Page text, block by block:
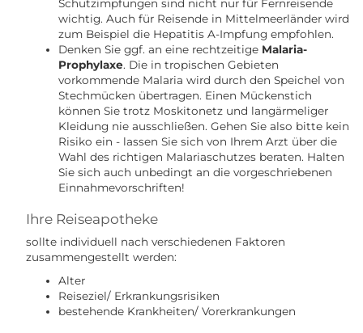
Schutzimpfungen sind nicht nur für Fernreisende
wichtig. Auch für Reisende in Mittelmeerländer wird
zum Beispiel die Hepatitis A-Impfung empfohlen.
Denken Sie ggf. an eine rechtzeitige Malaria-
Prophylaxe. Die in tropischen Gebieten
vorkommende Malaria wird durch den Speichel von
Stechmücken übertragen. Einen Mückenstich
können Sie trotz Moskitonetz und langärmeliger
Kleidung nie ausschließen. Gehen Sie also bitte kein
Risiko ein - lassen Sie sich von Ihrem Arzt über die
Wahl des richtigen Malariaschutzes beraten. Halten
Sie sich auch unbedingt an die vorgeschriebenen
Einnahmevorschriften!
Ihre Reiseapotheke
sollte individuell nach verschiedenen Faktoren
zusammengestellt werden:
Alter
Reiseziel/ Erkrankungsrisiken
bestehende Krankheiten/ Vorerkrankungen